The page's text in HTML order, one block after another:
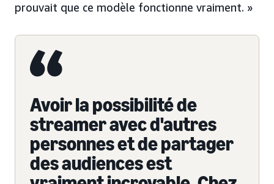
prouvait que ce modèle fonctionne vraiment. »
Avoir la possibilité de
streamer avec d'autres
personnes et de partager
des audiences est